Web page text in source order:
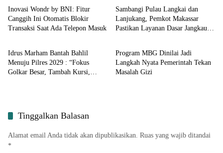
Inovasi Wondr by BNI: Fitur
Canggih Ini Otomatis Blokir
Transaksi Saat Ada Telepon Masuk
Sambangi Pulau Langkai dan
Lanjukang, Pemkot Makassar
Pastikan Layanan Dasar Jangkau
Input Nasional
Idrus Marham Bantah Bahlil
Menuju Pilres 2029 : “Fokus
Golkar Besar, Tambah Kursi,
Berita
Program MBG Dinilai Jadi
Langkah Nyata Pemerintah Tekan
Masalah Gizi
Tinggalkan Balasan
Alamat email Anda tidak akan dipublikasikan. Ruas yang wajib ditandai
*